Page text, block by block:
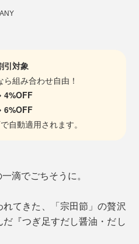
引対象
ら組み合わせ自由！
4%OFF
6%OFF
自動適用されます。
滴でごちそうに。
てきた、「宗田節」の贅沢
『つぎ足すだし醤油・だし